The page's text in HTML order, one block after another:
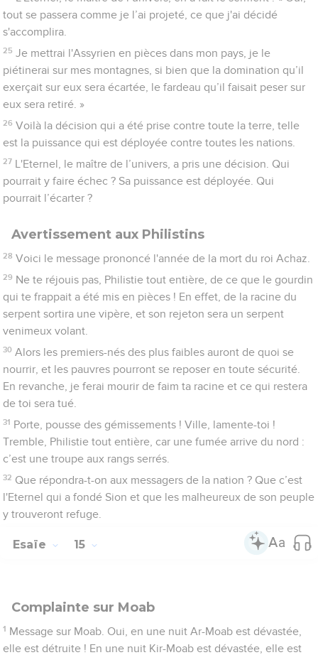
tout se passera comme je l’ai projeté, ce que j'ai décidé
s'accomplira.
25 Je mettrai l'Assyrien en pièces dans mon pays, je le
piétinerai sur mes montagnes, si bien que la domination qu’il
exerçait sur eux sera écartée, le fardeau qu’il faisait peser sur
eux sera retiré. »
26 Voilà la décision qui a été prise contre toute la terre, telle
est la puissance qui est déployée contre toutes les nations.
27 L'Eternel, le maître de l’univers, a pris une décision. Qui
pourrait y faire échec ? Sa puissance est déployée. Qui
pourrait l’écarter ?
Avertissement aux Philistins
28 Voici le message prononcé l'année de la mort du roi Achaz.
29 Ne te réjouis pas, Philistie tout entière, de ce que le gourdin
qui te frappait a été mis en pièces ! En effet, de la racine du
serpent sortira une vipère, et son rejeton sera un serpent
venimeux volant.
30 Alors les premiers-nés des plus faibles auront de quoi se
nourrir, et les pauvres pourront se reposer en toute sécurité.
En revanche, je ferai mourir de faim ta racine et ce qui restera
de toi sera tué.
31 Porte, pousse des gémissements ! Ville, lamente-toi !
Tremble, Philistie tout entière, car une fumée arrive du nord :
c’est une troupe aux rangs serrés.
32 Que répondra-t-on aux messagers de la nation ? Que c’est
l'Eternel qui a fondé Sion et que les malheureux de son peuple
y trouveront refuge.
Esaïe 15
Complainte sur Moab
1 Message sur Moab. Oui, en une nuit Ar-Moab est dévastée,
elle est détruite ! En une nuit Kir-Moab est dévastée, elle est